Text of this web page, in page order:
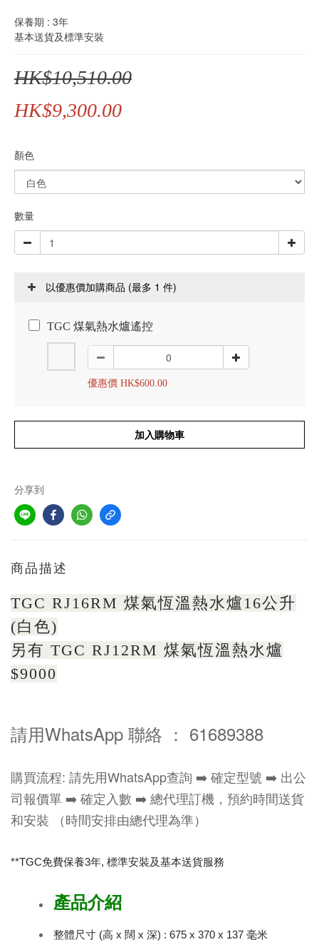
保養期 : 3年
基本送貨及標準安裝
HK$10,510.00
HK$9,300.00
顏色
數量
以優惠價加購商品 (最多 1 件)
TGC 煤氣熱水爐遙控
優惠價 HK$600.00
加入購物車
分享到
商品描述
TGC RJ16RM 煤氣恆溫熱水爐16公升
(白色)
另有 TGC RJ12RM 煤氣恆溫熱水爐
$9000
請用WhatsApp 聯絡 ： 61689388
購買流程: 請先用WhatsApp查詢 ➡️ 確定型號 ➡️ 出公
司報價單 ➡️ 確定入數 ➡️ 總代理訂機，預約時間送貨
和安裝 （時間安排由總代理為準）
**TGC免費保養3年, 標準安裝及基本送貨服務
產品介紹
整體尺寸 (高 x 闊 x 深) : 675 x 370 x 137 毫米